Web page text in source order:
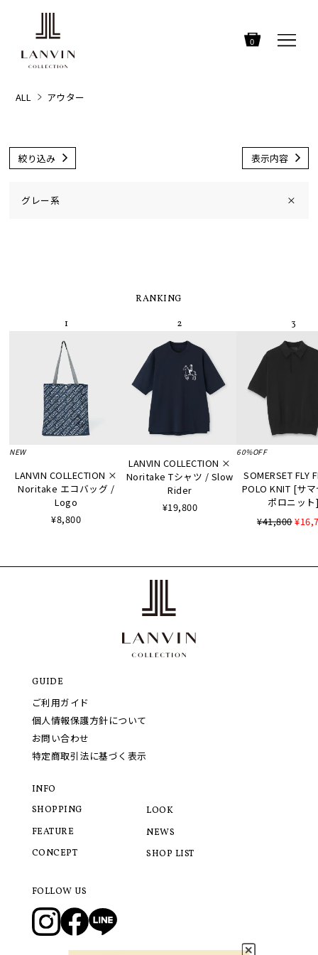
0
ALL アウター
絞り込み 表示内容
グレー系 ×
RANKING
NEW
LANVIN COLLECTION ×
Noritake エコバッグ /
Logo
¥8,800
LANVIN COLLECTION ×
Noritake Tシャツ / Slow
Rider
¥19,800
60%OFF
SOMERSET FLY
POLO KNIT [サ
ポロニッ
¥41,800
GUIDE
ご利用ガイド
個人情報保護方針について
お問い合わせ
特定商取引法に基づく表示
INFO
SHOPPING
FEATURE
CONCEPT
LOOK
NEWS
SHOP LIST
FOLLOW US